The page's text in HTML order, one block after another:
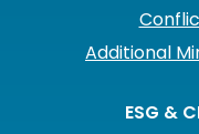
Additional
ESG &